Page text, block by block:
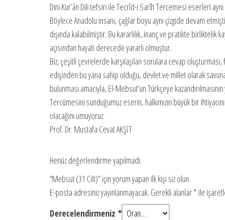
Dini Kur’ân Dili tefsiri ile Tecrîd-i Sarîh Tercemesi eserleri
Böylece Anadolu insanı, çağlar boyu aynı çizgide devam
dışında kalabilmiştir. Bu kararlılık,.inanç ve pratikte birliktelik
açısından hayati derecede yararlı olmuştur.
Biz; çeşitli çevrelerde karşılaşılan sorulara cevap
edişinden bu yana sahip olduğu, devlet ve millet olarak
bulunması amacıyla, El-Mebsut’un Türkçeye
Tercümesini sunduğumuz eserin, halkımızın büyük bir
olacağını umuyoruz.
Prof. Dr. Mustafa Cevat AKŞİT
Henüz değerlendirme yapılmadı.
“Mebsut (31 Cilt)” için yorum yapan ilk kişi siz olun
E-posta adresiniz yayınlanmayacak. Gerekli alanlar* ile
Derecelendirmeniz *